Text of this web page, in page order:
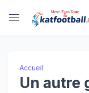
Accueil
Un autre